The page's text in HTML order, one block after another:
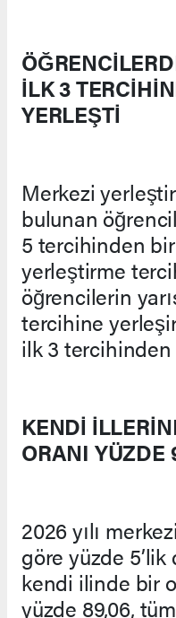
İLK 3
YERLEŞTİ
Merkezi
bulunan
5 tercihinden
yerleştirme
öğrencilerin
tercihine
ilk 3
KENDİ
ORANI YÜZDE
2026 yılı
göre yüzde
kendi ilinde bir
yüzde 89,06,